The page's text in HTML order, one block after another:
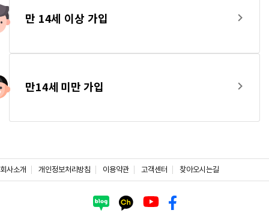
만 14세 이상 가입
만14세 미만 가입
회사소개 개인정보처리방침 이용약관 고객센터 찾아오시는길